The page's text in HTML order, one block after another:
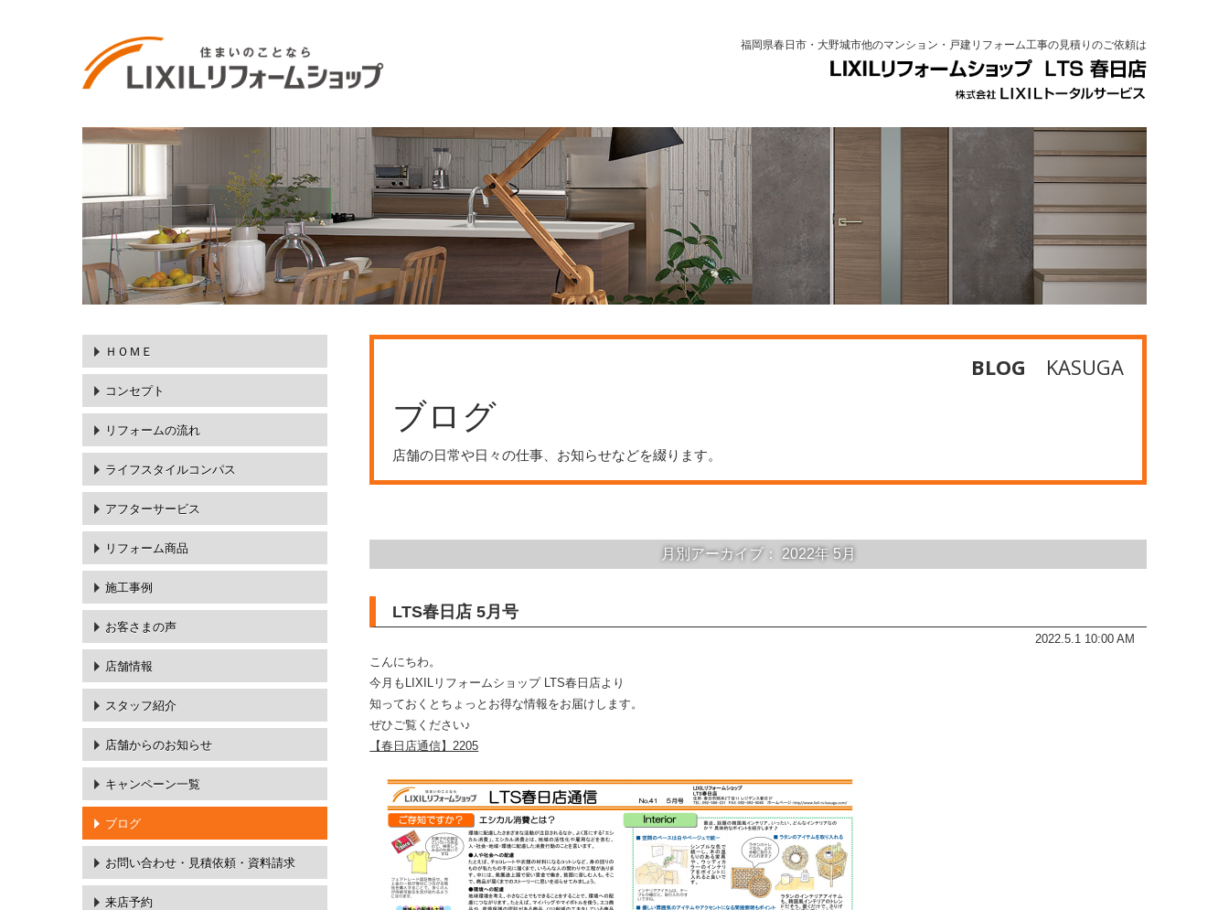
福岡県春日市・大野城市他のマンション・戸建リフォーム工事の見積りのご依頼は
BLOG KASUGA
ブログ
店舗の日常や日々の仕事、お知らせなどを綴ります。
月別アーカイブ： 2022年 5月
LTS春日店 5月号
2022.5.1 10:00 AM
こんにちわ。
今月もLIXILリフォームショップ LTS春日店より
知っておくとちょっとお得な情報をお届けします。
ぜひご覧ください♪
【春日店通信】2205
ＨＯＭＥ
コンセプト
リフォームの流れ
ライフスタイルコンパス
アフターサービス
リフォーム商品
施工事例
お客さまの声
店舗情報
スタッフ紹介
店舗からのお知らせ
キャンペーン一覧
ブログ
お問い合わせ・ 見積依頼・資料請求
来店予約